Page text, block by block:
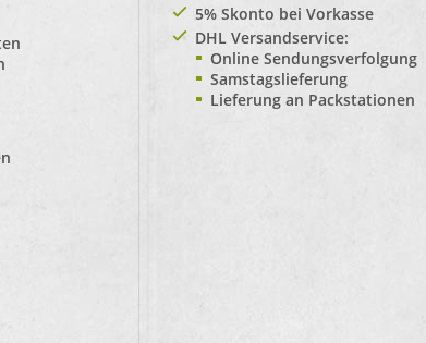
5% Skonto bei Vorkasse
DHL Versandservice:
Online Sendungsverfolgung
Samstagslieferung
Lieferung an Packstationen